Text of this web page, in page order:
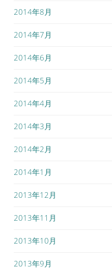
2014年8月
2014年7月
2014年6月
2014年5月
2014年4月
2014年3月
2014年2月
2014年1月
2013年12月
2013年11月
2013年10月
2013年9月